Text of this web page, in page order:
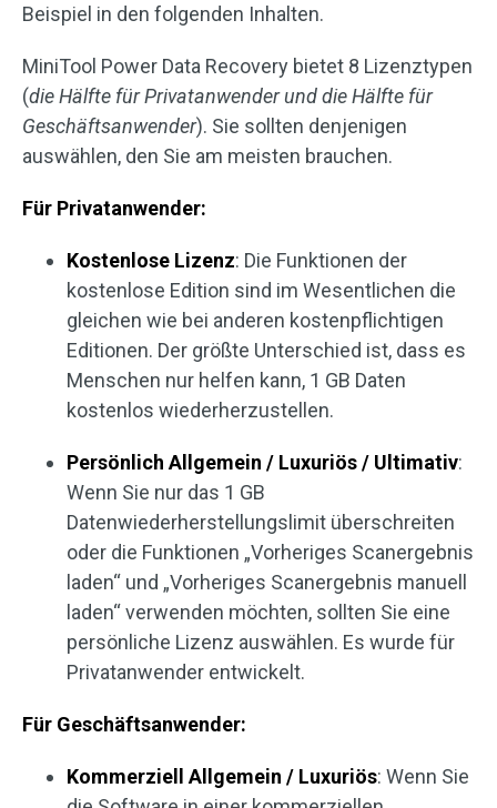
Beispiel in den folgenden Inhalten.
MiniTool Power Data Recovery bietet 8 Lizenztypen
(die Hälfte für Privatanwender und die Hälfte für
Geschäftsanwender). Sie sollten denjenigen
auswählen, den Sie am meisten brauchen.
Für Privatanwender:
Kostenlose Lizenz: Die Funktionen der
kostenlose Edition sind im Wesentlichen die
gleichen wie bei anderen kostenpflichtigen
Editionen. Der größte Unterschied ist, dass es
Menschen nur helfen kann, 1 GB Daten
kostenlos wiederherzustellen.
Persönlich Allgemein / Luxuriös / Ultimativ:
Wenn Sie nur das 1 GB
Datenwiederherstellungslimit überschreiten
oder die Funktionen „Vorheriges Scanergebnis
laden“ und „Vorheriges Scanergebnis manuell
laden“ verwenden möchten, sollten Sie eine
persönliche Lizenz auswählen. Es wurde für
Privatanwender entwickelt.
Für Geschäftsanwender:
Kommerziell Allgemein / Luxuriös: Wenn Sie